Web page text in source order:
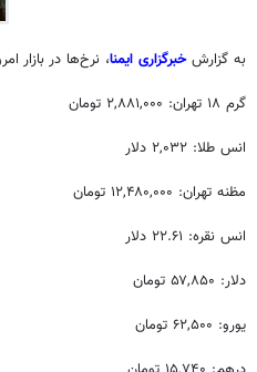
به گزارش خبرگزاری ایمنا، نرخ‌ها در بازار
گرم ۱۸ تهران: ۲,۸۸۱,۰۰۰ تومان
انس طلا: ۲,۰۳۲ دلار
مظنه تهران: ۱۲,۴۸۰,۰۰۰ تومان
انس نقره: ۲۲.۶۱ دلار
دلار: ۵۷,۸۵۰ تومان
یورو: ۶۲,۵۰۰ تومان